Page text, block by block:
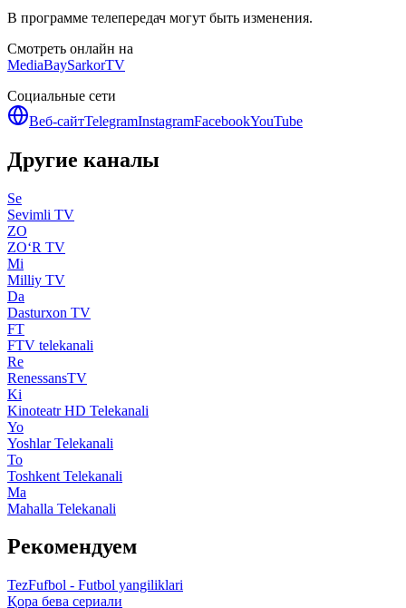
В программе телепередач могут быть изменения.
Смотреть онлайн на
MediaBaySarkorTV
Социальные сети
Веб-сайтTelegramInstagramFacebookYouTube
Другие каналы
Se
Sevimli TV
ZO
ZO‘R TV
Mi
Milliy TV
Da
Dasturxon TV
FT
FTV telekanali
Re
RenessansTV
Ki
Kinoteatr HD Telekanali
Yo
Yoshlar Telekanali
To
Toshkent Telekanali
Ma
Mahalla Telekanali
Рекомендуем
TezFufbol - Futbol yangiliklari
Қора бева сериали